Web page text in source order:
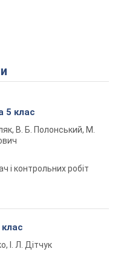
5 клас
В. Б. Полонський, М.
і контрольних робіт
І. Л. Дітчук